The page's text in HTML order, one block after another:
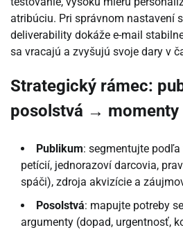
atribúciu. Pri správnom nastavení
deliverability dokáže e-mail
sa vracajú a zvyšujú svoje dary v
Strategický rámec:
posolstvá →
Publikum: segmentujte
petícií, jednorazoví darcovia,
spáči), zdroja akvizície a
Posolstvá: mapujte potreby
argumenty (dopad, urgentnosť,